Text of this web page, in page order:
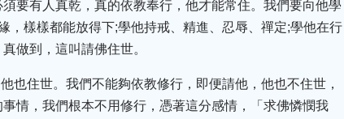
要有人真乾，真的依教奉行，他才能常住。我們要向他學
，樣樣都能放得下;學他持戒、精進、忍辱、禪定;學他在行
做到，這叫請佛住世。
也住世。我們不能夠依教修行，即便請他，他也不住世，
情，我們根本不用修行，憑著這分感情，「求佛憐憫我